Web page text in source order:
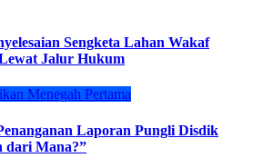
Sengketa Lahan Wakaf
Jalur Hukum
Menegah Pertama
Laporan Pungli Disdik
dari Mana?”